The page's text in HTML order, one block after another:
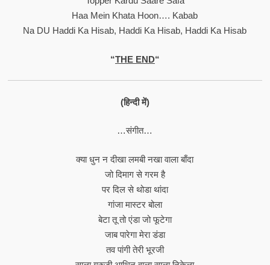
Haa Mein Khata Hoon…. Kabab
Na DU Haddi Ka Hisab, Haddi Ka Hisab, Haddi Ka Hisab
“THE END“
(हिन्दी में)
…संगीत…
क्या धुन न दीखा लमबी नखा वाला बाँदा
जो दिमाग से गरम है
पर दिल से थोडा थांदा
गांजा मास्टर बोला
बेटा तू तो एंडा जो फूटेगा
जाब पारेगा मेरा डंडा
तव पांगी तेरी भूरजी